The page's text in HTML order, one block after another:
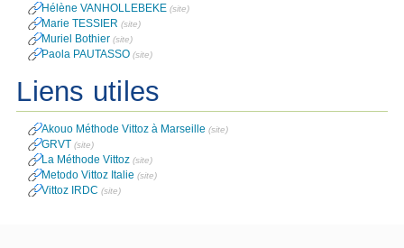
Hélène VANHOLLEBEKE (site)
Marie TESSIER (site)
Muriel Bothier (site)
Paola PAUTASSO (site)
Liens utiles
Akouo Méthode Vittoz à Marseille (site)
GRVT (site)
La Méthode Vittoz (site)
Metodo Vittoz Italie (site)
Vittoz IRDC (site)